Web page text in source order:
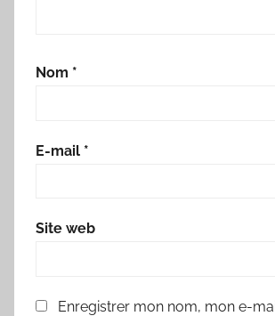
Nom *
E-mail *
Site web
Enregistrer mon nom, mon e-